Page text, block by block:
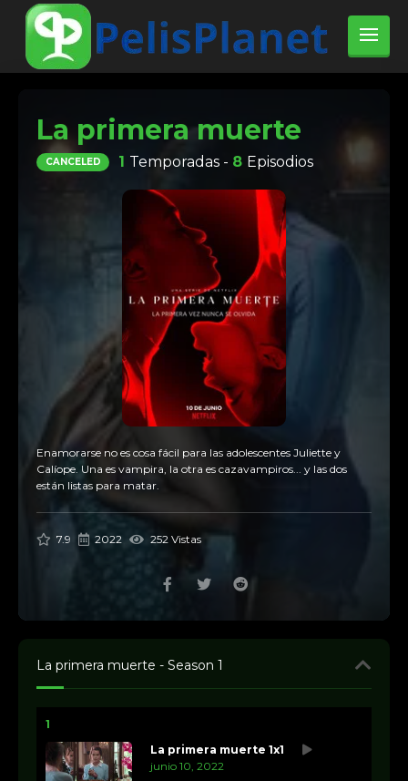
La primera muerte
CANCELED 1 Temporadas - 8 Episodios
Enamorarse no es cosa fácil para las adolescentes Juliette y
Calíope. Una es vampira, la otra es cazavampiros... y las dos
están listas para matar.
7.9 2022 252 Vistas
La primera muerte - Season 1
1
La primera muerte 1x1
junio 10, 2022